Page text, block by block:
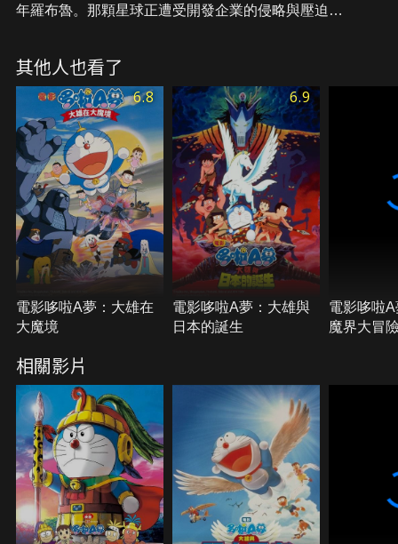
年羅布魯。那顆星球正遭受開發企業的侵略與壓迫，
其他人也看了
6.8
電影哆啦A夢：大雄在
大魔境
6.9
電影哆啦A夢：大雄與
日本的誕生
電影哆啦
魔界大冒
相關影片